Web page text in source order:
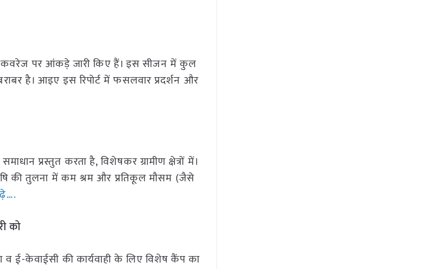
कवरेज पर आंकड़े जारी किए हैं। इस सीजन में कुल
है। आइए इस रिपोर्ट में फसलवार प्रदर्शन और
प्रस्तुत करता है, विशेषकर ग्रामीण क्षेत्रों में।
की तुलना में कम श्रम और प्रतिकूल मौसम (जैसे
को
व ई-केवाईसी की कार्यवाही के लिए विशेष कैंप का